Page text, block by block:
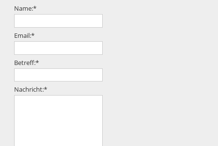
Name:*
Email:*
Betreff:*
Nachricht:*